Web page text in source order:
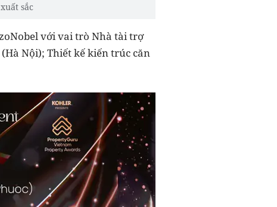
sắc
với vai trò Nhà tài trợ
Nội); Thiết kế kiến trúc căn